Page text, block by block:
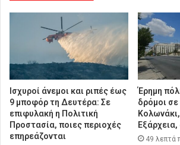
Ισχυροί άνεμοι και ριπές έως
9 μποφόρ τη Δευτέρα: Σε
επιφυλακή η Πολιτική
Προστασία, ποιες περιοχές
επηρεάζονται
Έρημη
δρόμοι
Εξάρχεια,
49 λεπτά